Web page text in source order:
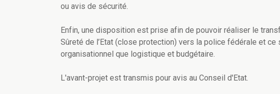
ou avis de sécurité.
Enfin, une disposition est prise afin de pouvoir réaliser le
Sûreté de l’Etat (close protection) vers la police fédérale et ce
organisationnel que logistique et budgétaire.
L'avant-projet est transmis pour avis au Conseil d'Etat.